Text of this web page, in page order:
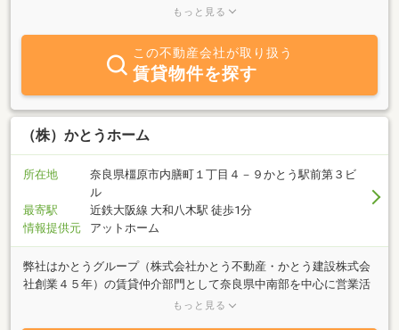
勤・通学に便利です！駅前には近鉄百貨店橿原店があり、バス乗車
す！エリッツは、1986年の創業以来、お客様のご要望にお応えでき
る会社としてサービス向上に努めてまいりました。奈良市を中心に
奈良県下でのお部屋探し「エリッツ」にお任せください。
もっと見る
この不動産会社が取り扱う
賃貸物件を探す
（株）かとうホーム
所在地
奈良県橿原市内膳町１丁目４－９かとう駅前第３ビ
ル
最寄駅
近鉄大阪線 大和八木駅 徒歩1分
情報提供元
アットホーム
弊社はかとうグループ（株式会社かとう不動産・かとう建設株式会
社創業４５年）の賃貸仲介部門として奈良県中南部を中心に営業活
動を展開しております。多様化するお客様のニーズに的確にお応え
もっと見る